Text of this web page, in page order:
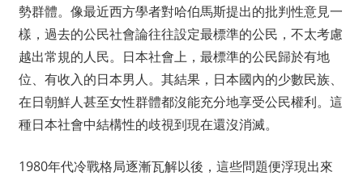
勢群體。像最近西方學者對哈伯馬斯提出的批判性意見一
樣，過去的公民社會論往往設定最標準的公民，不太考慮
越出常規的人民。日本社會上，最標準的公民歸於有地
位、有收入的日本男人。其結果，日本國內的少數民族、
在日朝鮮人甚至女性群體都沒能充分地享受公民權利。這
種日本社會中結構性的歧視到現在還沒消滅。
1980年代冷戰格局逐漸瓦解以後，這些問題便浮現出來